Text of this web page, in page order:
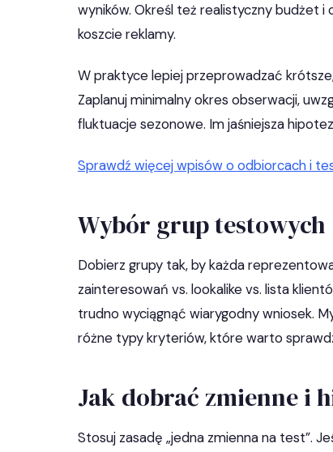
wyników. Określ też realistyczny budżet i
koszcie reklamy.
W praktyce lepiej przeprowadzać
Zaplanuj minimalny okres obserwacji,
fluktuacje sezonowe. Im jaśniejsza
Sprawdź więcej wpisów o odbiorcach i
Wybór grup testowych
Dobierz grupy tak, by każda
zainteresowań vs. lookalike vs. lista
trudno wyciągnąć wiarygodny wniosek.
różne typy kryteriów, które warto
Jak dobrać zmienne i
Stosuj zasadę „jedna zmienna na test”.